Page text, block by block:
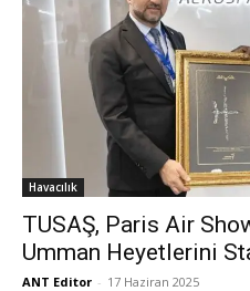
Havacılık
TUSAŞ, Paris Air
Umman Heyetlerini
ANT Editor - 17 Haziran 2025